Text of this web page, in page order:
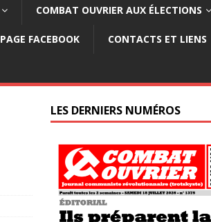
COMBAT OUVRIER AUX ÉLECTIONS
PAGE FACEBOOK CONTACTS ET LIENS
LES DERNIERS NUMÉROS